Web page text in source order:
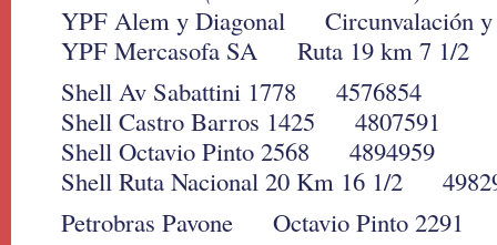
YPF Alem y Diagonal Circunvalación
YPF Mercasofa SA Ruta 19 km 7 1/2
Shell Av Sabattini 1778 4576854
Shell Castro Barros 1425 4807591
Shell Octavio Pinto 2568 4894959
Shell Ruta Nacional 20 Km 16 1/2
Petrobras Pavone Octavio Pinto 2291